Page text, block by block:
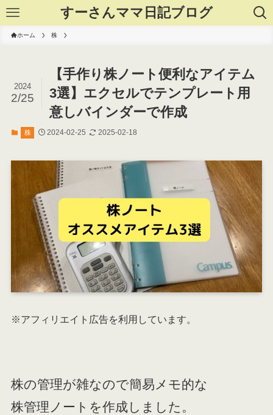
すーさんママ日記ブログ
ホーム 株
【手作り株ノート便利なアイテム
3選】エクセルでテンプレート用
意しバインダーで作成
2024
2/25
株 2024-02-25 2025-02-18
※アフィリエイト広告を利用しています。
株の管理が雑なので簡易メモ的な
株管理ノートを作成しました。